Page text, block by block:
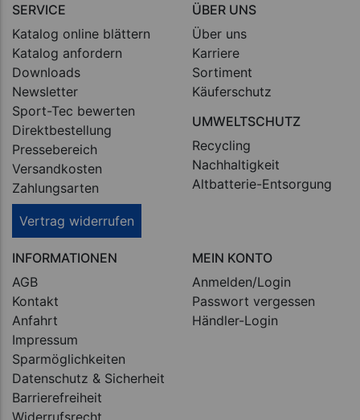
SERVICE
Katalog online blättern
Katalog anfordern
Downloads
Newsletter
Sport-Tec bewerten
Direktbestellung
Pressebereich
Versandkosten
Zahlungsarten
Vertrag widerrufen
ÜBER UNS
Über uns
Karriere
Sortiment
Käuferschutz
UMWELTSCHUTZ
Recycling
Nachhaltigkeit
Altbatterie-Entsorgung
INFORMATIONEN
AGB
Kontakt
Anfahrt
Impressum
Sparmöglichkeiten
Datenschutz & Sicherheit
Barrierefreiheit
Widerrufsrecht
MEIN KONTO
Anmelden/Login
Passwort vergessen
Händler-Login